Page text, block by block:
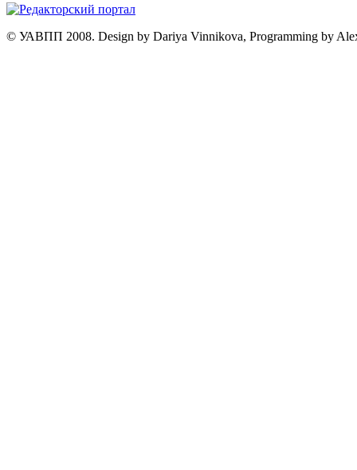
© УАВПП 2008. Design by Dariya Vinnikova, Programming by